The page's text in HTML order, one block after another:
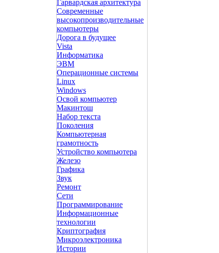
Гарвардская архитектура
Современные
высокопроизводительные
компьютеры
Дорога в будущее
Vista
Инфоpматика
ЭВМ
Операционные системы
Linux
Windows
Освой компьютер
Макинтош
Набор текста
Поколения
Компьютерная
грамотность
Устройство компьютера
Железо
Графика
Звук
Ремонт
Сети
Программирование
Информационные
технологии
Криптография
Микроэлектроника
Истории